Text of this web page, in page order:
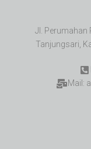
Jl. Perumahan
Tanjungsari,
Mail: